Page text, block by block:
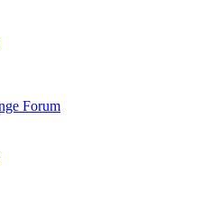
Forum